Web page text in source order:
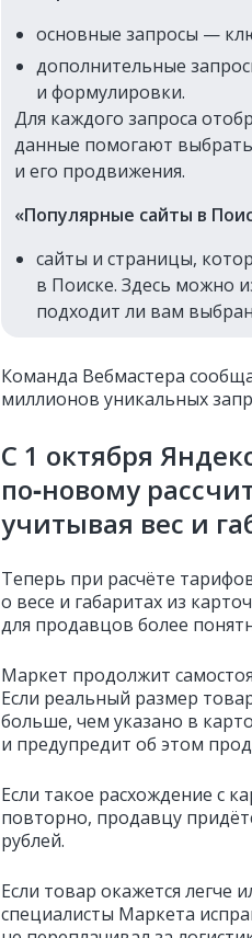
основные запросы —
дополнительные
и формулировки.
Для каждого запроса
данные помогают
и его продвижения.
«Популярные сайты в
сайты и страницы,
в Поиске. Здесь можно
подходит ли вам
Команда Вебмастера
миллионов уникальных
С 1 октября
по‑новому
учитывая вес и
Теперь при расчёте
о весе и габаритах из
для продавцов более
Маркет продолжит
Если реальный размер
больше, чем указано в
и предупредит об этом
Если такое расхождение с
повторно, продавцу
рублей.
Если товар окажется легче
специалисты Маркета